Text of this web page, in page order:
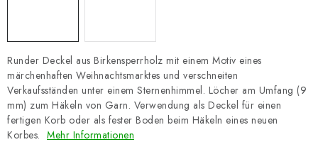
Runder Deckel aus Birkensperrholz mit einem Motiv eines
märchenhaften Weihnachtsmarktes und verschneiten
Verkaufsständen unter einem Sternenhimmel. Löcher am Umfang (9
mm) zum Häkeln von Garn. Verwendung als Deckel für einen
fertigen Korb oder als fester Boden beim Häkeln eines neuen
Korbes. Mehr Informationen